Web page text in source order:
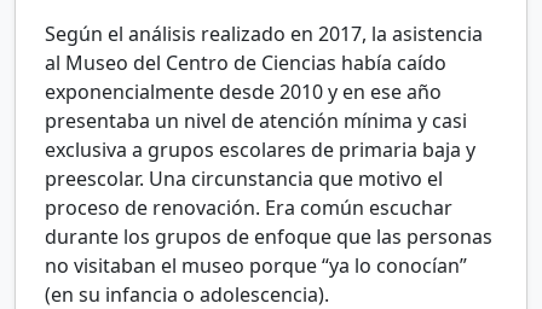
Según el análisis realizado en 2017, la asistencia
al Museo del Centro de Ciencias había caído
exponencialmente desde 2010 y en ese año
presentaba un nivel de atención mínima y casi
exclusiva a grupos escolares de primaria baja y
preescolar. Una circunstancia que motivo el
proceso de renovación. Era común escuchar
durante los grupos de enfoque que las personas
no visitaban el museo porque “ya lo conocían”
(en su infancia o adolescencia).